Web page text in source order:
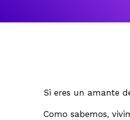
Si eres un amante
Como sabemos,